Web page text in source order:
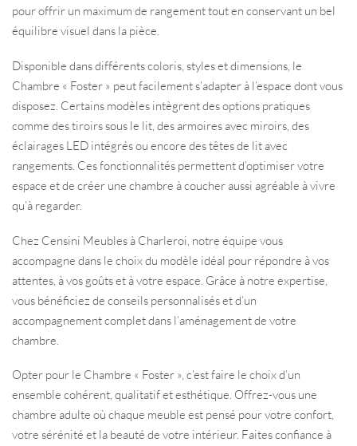
pour offrir un maximum de rangement tout en conservant un bel
équilibre visuel dans la pièce.
Disponible dans différents coloris, styles et dimensions, le
Chambre « Foster » peut facilement s’adapter à l’espace dont vous
disposez. Certains modèles intègrent des options pratiques
comme des tiroirs sous le lit, des armoires avec miroirs, des
éclairages LED intégrés ou encore des têtes de lit avec
rangements. Ces fonctionnalités permettent d’optimiser votre
espace et de créer une chambre à coucher aussi agréable à vivre
qu’à regarder.
Chez Censini Meubles à Charleroi, notre équipe vous
accompagne dans le choix du modèle idéal pour répondre à vos
attentes, à vos goûts et à votre espace. Grâce à notre expertise,
vous bénéficiez de conseils personnalisés et d’un
accompagnement complet dans l’aménagement de votre
chambre.
Opter pour le Chambre « Foster », c’est faire le choix d’un
ensemble cohérent, qualitatif et esthétique. Offrez-vous une
chambre adulte où chaque meuble est pensé pour votre confort,
votre sérénité et la beauté de votre intérieur. Faites confiance à